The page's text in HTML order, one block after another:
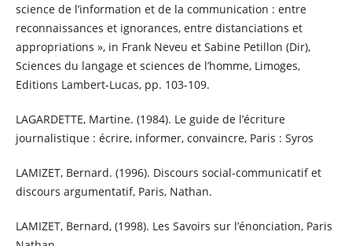
science de l’information et de la communication : entre
reconnaissances et ignorances, entre distanciations et
appropriations », in Frank Neveu et Sabine Petillon (Dir),
Sciences du langage et sciences de l’homme, Limoges,
Editions Lambert-Lucas, pp. 103-109.
LAGARDETTE, Martine. (1984). Le guide de l’écriture
journalistique : écrire, informer, convaincre, Paris : Syros
LAMIZET, Bernard. (1996). Discours social-communicatif et
discours argumentatif, Paris, Nathan.
LAMIZET, Bernard, (1998). Les Savoirs sur l’énonciation, Paris